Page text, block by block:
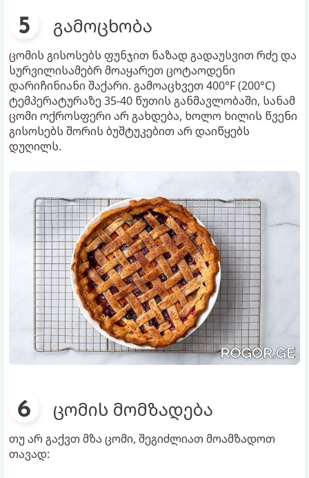
გამოცხობა
ცომის გისოსებს ფუნჯით ნაზად გადაუსვით რძე და
სურვილისამებრ მოაყარეთ ცოტაოდენი
დარიჩინიანი შაქარი. გამოაცხვეთ 400°F (200°C)
ტემპერატურაზე 35-40 წუთის განმავლობაში, სანამ
ცომი ოქროსფერი არ გახდება, ხოლო ხილის წვენი
გისოსებს შორის ბუშტუკებით არ დაიწყებს
დუღილს.
ცომის მომზადება
თუ არ გაქვთ მზა ცომი, შეგიძლიათ მოამზადოთ
თავად: